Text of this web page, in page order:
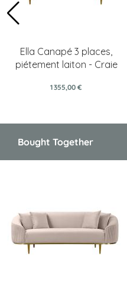
Ella Canapé 3 places,
piétement laiton - Craie
1 355,00 €
Bought Together